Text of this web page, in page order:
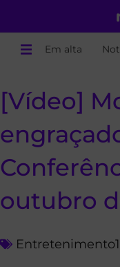
Em alta
[Vídeo]
outubro
Entretenimento